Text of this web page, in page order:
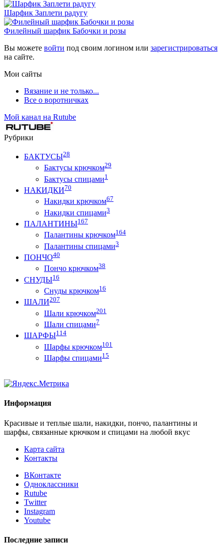
Шарфик Заплети радугу
Филейный шарфик Бабочки и розы
Вы можете войти под своим логином или зарегистрироваться
на сайте.
Мои сайты
Вязание и не только...
Все о воротничках
Мой канал на Rutube
Рубрики
БАКТУСЫ28
Бактусы крючком29
Бактусы спицами1
НАКИДКИ70
Накидки крючком67
Накидки спицами3
ПАЛАНТИНЫ167
Палантины крючком164
Палантины спицами3
ПОНЧО40
Пончо крючком38
СНУДЫ16
Снуды крючком16
ШАЛИ207
Шали крючком201
Шали спицами7
ШАРФЫ114
Шарфы крючком101
Шарфы спицами15
Информация
Красивые и теплые шали, накидки, пончо, палантины и
шарфы, связанные крючком и спицами на любой вкус
Карта сайта
Контакты
ВКонтакте
Одноклассники
Rutube
Twitter
Instagram
Youtube
Последние записи